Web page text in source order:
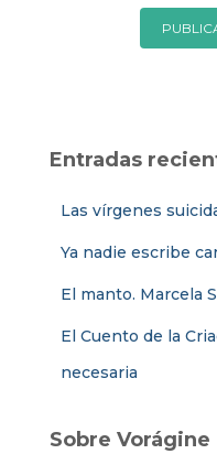
Entradas
Las vírgenes
Ya nadie escribe
El manto. Marcela
El Cuento de la
necesaria
Sobre Vorágine